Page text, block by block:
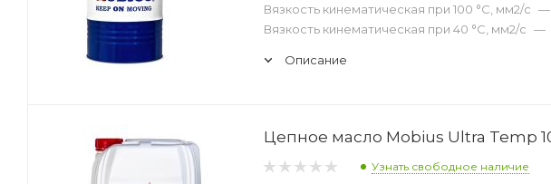
Вязкость кинематическая при 100 °С, мм2/с —
Вязкость кинематическая при 40 °С, мм2/с —
Описание
Цепное масло Mobius Ultra Temp
Узнать свободное наличие